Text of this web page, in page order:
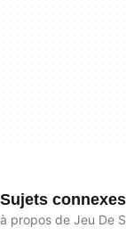
Sujets connexes
à propos de Jeu De